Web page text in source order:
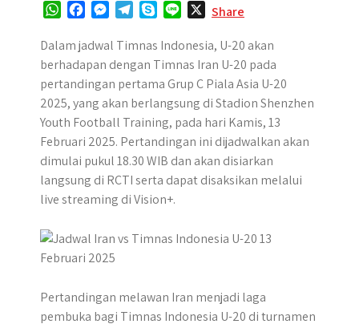
W
a
t
s
A
p
c
e
b
o
s
s
e
n
g
r
l
e
g
r
y
p
e
n
e
Share
Dalam jadwal Timnas Indonesia, U-20 akan
berhadapan dengan Timnas Iran U-20 pada
pertandingan pertama Grup C Piala Asia U-20
2025, yang akan berlangsung di Stadion Shenzhen
Youth Football Training, pada hari Kamis, 13
Februari 2025. Pertandingan ini dijadwalkan akan
dimulai pukul 18.30 WIB dan akan disiarkan
langsung di RCTI serta dapat disaksikan melalui
live streaming di Vision+.
Pertandingan melawan Iran menjadi laga
pembuka bagi Timnas Indonesia U-20 di turnamen